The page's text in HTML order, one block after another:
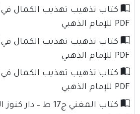
PDF للإمام الذهبي
PDF للإمام الذهبي
PDF للإمام الذهبي
كتاب المغني ج17 ط –